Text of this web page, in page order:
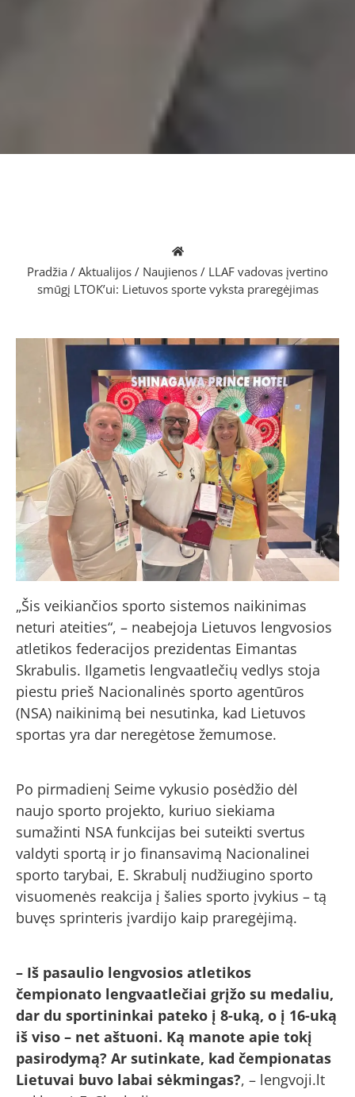
Pradžia / Aktualijos / Naujienos / LLAF vadovas įvertino
smūgį LTOK’ui: Lietuvos sporte vyksta praregėjimas
„Šis veikiančios sporto sistemos naikinimas
neturi ateities“, – neabejoja Lietuvos lengvosios
atletikos federacijos prezidentas Eimantas
Skrabulis. Ilgametis lengvaatlečių vedlys stoja
piestu prieš Nacionalinės sporto agentūros
(NSA) naikinimą bei nesutinka, kad Lietuvos
sportas yra dar neregėtose žemumose.
Po pirmadienį Seime vykusio posėdžio dėl
naujo sporto projekto, kuriuo siekiama
sumažinti NSA funkcijas bei suteikti svertus
valdyti sportą ir jo finansavimą Nacionalinei
sporto tarybai, E. Skrabulį nudžiugino sporto
visuomenės reakcija į šalies sporto įvykius – tą
buvęs sprinteris įvardijo kaip praregėjimą.
– Iš pasaulio lengvosios atletikos
čempionato lengvaatlečiai grįžo su medaliu,
dar du sportininkai pateko į 8-uką, o į 16-uką
iš viso – net aštuoni. Ką manote apie tokį
pasirodymą? Ar sutinkate, kad čempionatas
Lietuvai buvo labai sėkmingas?, – lengvoji.lt